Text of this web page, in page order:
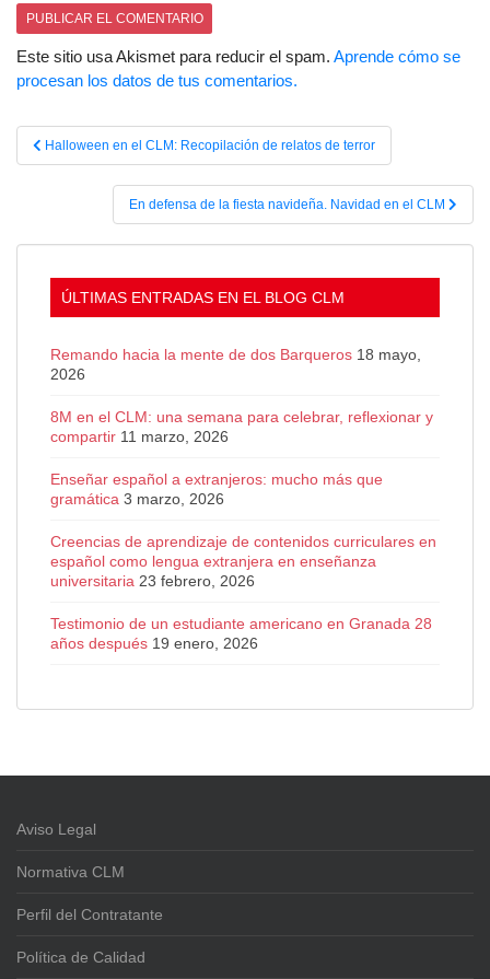
Este sitio usa Akismet para reducir el spam. Aprende cómo se
procesan los datos de tus comentarios.
Navegación
de
Halloween en el CLM: Recopilación de relatos de terror
En defensa de la fiesta navideña. Navidad en el CLM
ÚLTIMAS ENTRADAS EN EL BLOG CLM
Remando hacia la mente de dos Barqueros 18 mayo,
2026
8M en el CLM: una semana para celebrar, reflexionar y
compartir 11 marzo, 2026
Enseñar español a extranjeros: mucho más que
gramática 3 marzo, 2026
Creencias de aprendizaje de contenidos curriculares en
español como lengua extranjera en enseñanza
universitaria 23 febrero, 2026
Testimonio de un estudiante americano en Granada 28
años después 19 enero, 2026
Aviso Legal
Normativa CLM
Perfil del Contratante
Política de Calidad